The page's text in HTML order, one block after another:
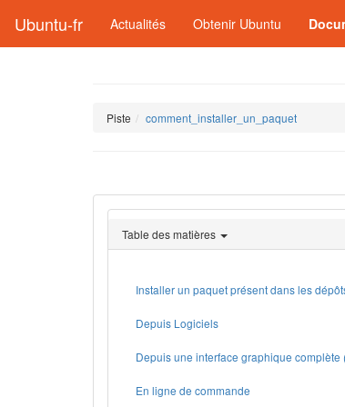
Ubuntu-fr Actualités Obtenir Ubuntu
Piste comment_installer_un_paquet
Table des matières
Installer un paquet présent dans les
Depuis Logiciels
Depuis une interface graphique
En ligne de commande